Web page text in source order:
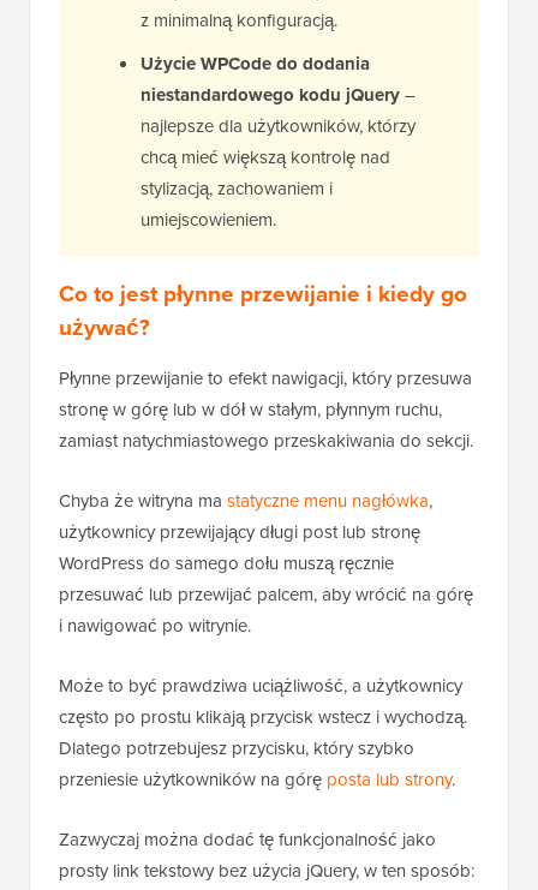
z minimalną konfiguracją.
Użycie WPCode do dodania
niestandardowego kodu jQuery–
najlepsze dla użytkowników, którzy
chcą mieć większą kontrolę nad
stylizacją, zachowaniem i
umiejscowieniem.
Co to jest płynne przewijanie i kiedy go
używać?
Płynne przewijanie to efekt nawigacji, który przesuwa
stronę w górę lub w dół w stałym, płynnym ruchu,
zamiast natychmiastowego przeskakiwania do sekcji.
Chyba że witryna ma statyczne menu nagłówka,
użytkownicy przewijający długi post lub stronę
WordPress do samego dołu muszą ręcznie
przesuwać lub przewijać palcem, aby wrócić na górę
i nawigować po witrynie.
Może to być prawdziwa uciążliwość, a użytkownicy
często po prostu klikają przycisk wstecz i wychodzą.
Dlatego potrzebujesz przycisku, który szybko
przeniesie użytkowników na górę posta lub strony.
Zazwyczaj można dodać tę funkcjonalność jako
prosty link tekstowy bez użycia jQuery, w ten sposób: